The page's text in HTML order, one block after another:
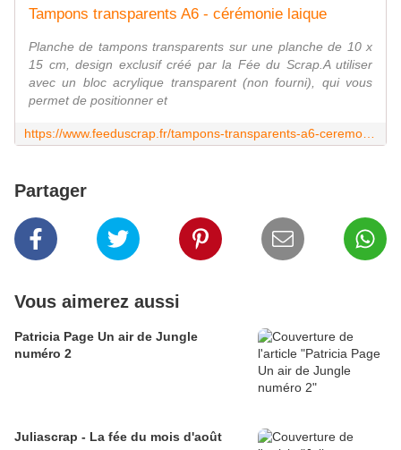
Tampons transparents A6 - cérémonie laique
Planche de tampons transparents sur une planche de 10 x
15 cm, design exclusif créé par la Fée du Scrap.A utiliser
avec un bloc acrylique transparent (non fourni), qui vous
permet de positionner et
Partager
Vous aimerez aussi
Patricia Page Un air de Jungle
numéro 2
Juliascrap - La fée du mois d'août